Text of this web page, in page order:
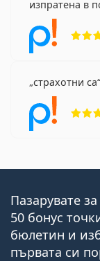
изпратена в
страхотни са
Пазарувате
50 бонус
бюлетин и
първата си